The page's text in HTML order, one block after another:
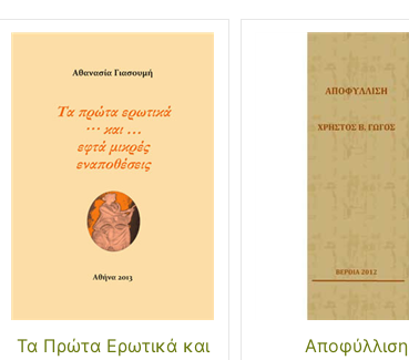
Τα Πρώτα Ερωτικά και
Αποφύλλιση